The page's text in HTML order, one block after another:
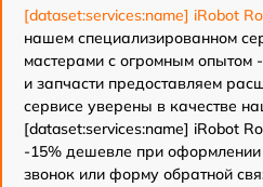
[dataset:services:name] iRobot
нашем специализированном
мастерами с огромным опытом
и запчасти предоставляем
сервисе уверены в качестве
[dataset:services:name] iRobot
-15% дешевле при оформлении
звонок или форму обратной